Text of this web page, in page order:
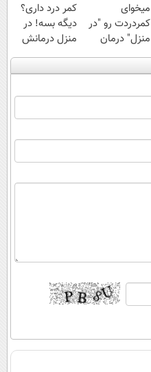
میخوای
کمردردت رو "در
منزل" درمان
کنی؟ (◂فیلم +
◂پرسش‌نامه)
کمر درد داری؟
دیگه بسه! در
منزل درمانش
کن
(◀پرسش‌نامه)